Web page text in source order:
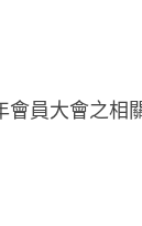
會員大會之相